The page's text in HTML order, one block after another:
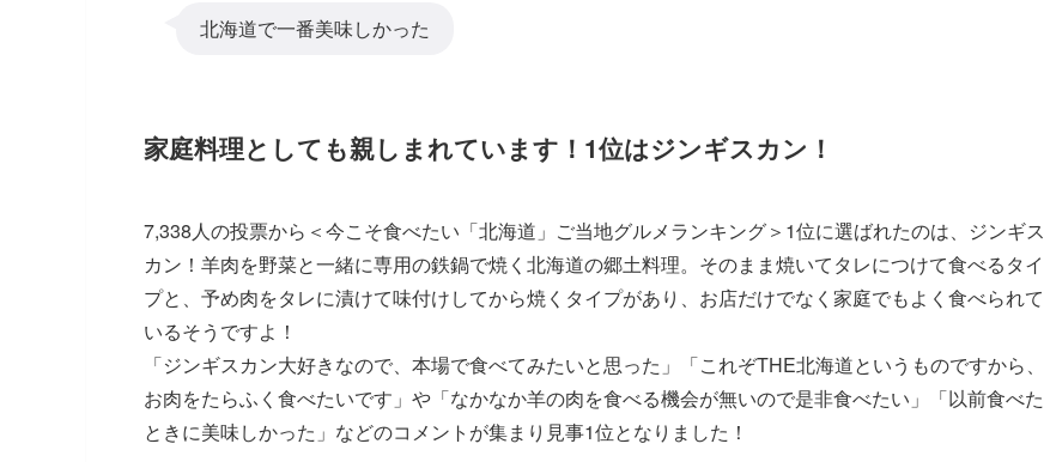
北海道で一番美味しかった
家庭料理としても親しまれています！1位はジンギスカン！
7,338人の投票から＜今こそ食べたい「北海道」ご当地グルメランキング＞1位に選ばれたのは、ジンギス
カン！羊肉を野菜と一緒に専用の鉄鍋で焼く北海道の郷土料理。そのまま焼いてタレにつけて食べるタイ
プと、予め肉をタレに漬けて味付けしてから焼くタイプがあり、お店だけでなく家庭でもよく食べられて
いるそうですよ！
「ジンギスカン大好きなので、本場で食べてみたいと思った」「これぞTHE北海道というものですから、
お肉をたらふく食べたいです」 や 「なかなか羊の肉を食べる機会が無いので是非食べたい」「以前食べた
ときに美味しかった」 などのコメントが集まり見事1位となりました！